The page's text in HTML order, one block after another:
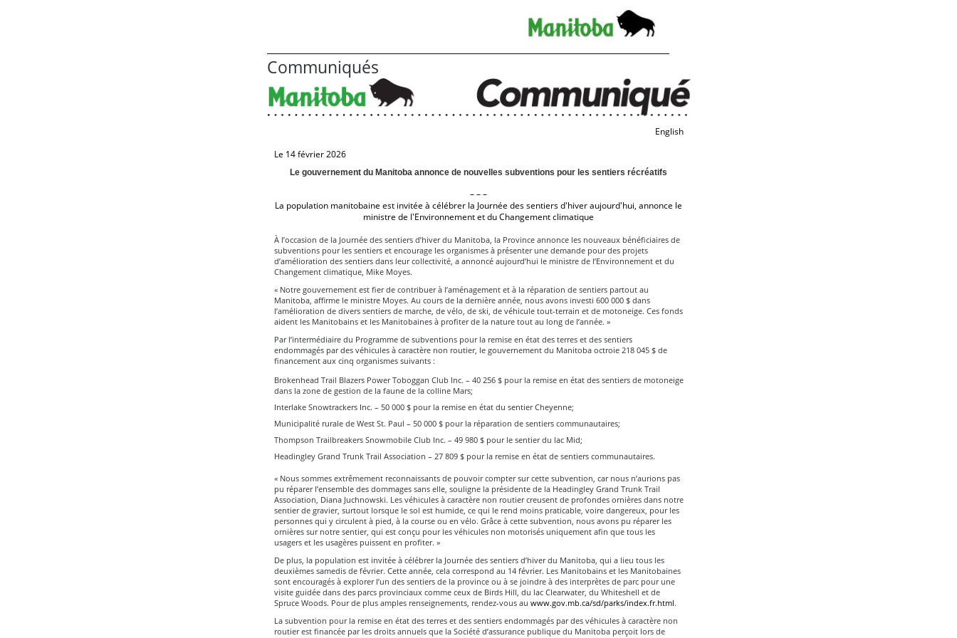
Communiqués
English
Le 14 février 2026
Le gouvernement du Manitoba annonce de nouvelles subventions pour les sentiers récréatifs
– – –
La population manitobaine est invitée à célébrer la Journée des sentiers d'hiver aujourd'hui, annonce le
ministre de l'Environnement et du Changement climatique
À l’occasion de la Journée des sentiers d’hiver du Manitoba, la Province annonce les nouveaux bénéficiaires de
subventions pour les sentiers et encourage les organismes à présenter une demande pour des projets
d’amélioration des sentiers dans leur collectivité, a annoncé aujourd’hui le ministre de l’Environnement et du
Changement climatique, Mike Moyes.
« Notre gouvernement est fier de contribuer à l’aménagement et à la réparation de sentiers partout au
Manitoba, affirme le ministre Moyes. Au cours de la dernière année, nous avons investi 600 000 $ dans
l’amélioration de divers sentiers de marche, de vélo, de ski, de véhicule tout-terrain et de motoneige. Ces fonds
aident les Manitobains et les Manitobaines à profiter de la nature tout au long de l’année. »
Par l’intermédiaire du Programme de subventions pour la remise en état des terres et des sentiers
endommagés par des véhicules à caractère non routier, le gouvernement du Manitoba octroie 218 045 $ de
financement aux cinq organismes suivants :
Brokenhead Trail Blazers Power Toboggan Club Inc. – 40 256 $ pour la remise en état des sentiers de motoneige
dans la zone de gestion de la faune de la colline Mars;
Interlake Snowtrackers Inc. – 50 000 $ pour la remise en état du sentier Cheyenne;
Municipalité rurale de West St. Paul – 50 000 $ pour la réparation de sentiers communautaires;
Thompson Trailbreakers Snowmobile Club Inc. – 49 980 $ pour le sentier du lac Mid;
Headingley Grand Trunk Trail Association – 27 809 $ pour la remise en état de sentiers communautaires.
« Nous sommes extrêmement reconnaissants de pouvoir compter sur cette subvention, car nous n’aurions pas
pu réparer l’ensemble des dommages sans elle, souligne la présidente de la Headingley Grand Trunk Trail
Association, Diana Juchnowski. Les véhicules à caractère non routier creusent de profondes ornières dans notre
sentier de gravier, surtout lorsque le sol est humide, ce qui le rend moins praticable, voire dangereux, pour les
personnes qui y circulent à pied, à la course ou en vélo. Grâce à cette subvention, nous avons pu réparer les
ornières sur notre sentier, qui est conçu pour les véhicules non motorisés uniquement afin que tous les
usagers et les usagères puissent en profiter. »
De plus, la population est invitée à célébrer la Journée des sentiers d’hiver du Manitoba, qui a lieu tous les
deuxièmes samedis de février. Cette année, cela correspond au 14 février. Les Manitobains et les Manitobaines
sont encouragés à explorer l’un des sentiers de la province ou à se joindre à des interprètes de parc pour une
visite guidée dans des parcs provinciaux comme ceux de Birds Hill, du lac Clearwater, du Whiteshell et de
Spruce Woods. Pour de plus amples renseignements, rendez-vous au www.gov.mb.ca/sd/parks/index.fr.html.
La subvention pour la remise en état des terres et des sentiers endommagés par des véhicules à caractère non
routier est financée par les droits annuels que la Société d’assurance publique du Manitoba perçoit lors de